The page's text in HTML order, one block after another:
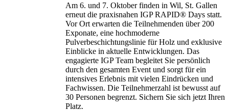
Am 6. und 7. Oktober finden in Wil, St. Gallen
erneut die praxisnahen IGP RAPID® Days statt.
Vor Ort erwarten die Teilnehmenden über 200
Exponate, eine hochmoderne
Pulverbeschichtungslinie für Holz und exklusive
Einblicke in aktuelle Entwicklungen. Das
engagierte IGP Team begleitet Sie persönlich
durch den gesamten Event und sorgt für ein
intensives Erlebnis mit vielen Eindrücken und
Fachwissen. Die Teilnehmerzahl ist bewusst auf
30 Personen begrenzt. Sichern Sie sich jetzt Ihren
Platz.